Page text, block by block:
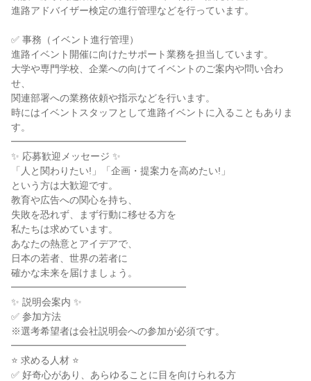
進路アドバイザー検定の進行管理などを行っています。
✅ 事務（イベント進行管理）
進路イベント開催に向けたサポート業務を担当しています。
大学や専門学校、企業への向けてイベントのご案内や問い合わ
せ、
関連部署への業務依頼や指示などを行います。
時にはイベントスタッフとして進路イベントに入ることもありま
す。
━━━━━━━━━━━━━━━━━━
✨ 応募歓迎メッセージ ✨
「人と関わりたい!」「企画・提案力を高めたい!」
という方は大歓迎です。
教育や広告への関心を持ち、
失敗を恐れず、まず行動に移せる方を
私たちは求めています。
あなたの熱意とアイデアで、
日本の若者、世界の若者に
確かな未来を届けましょう。
━━━━━━━━━━━━━━━━━━
✨ 説明会案内 ✨
✅ 参加方法
※選考希望者は会社説明会への参加が必須です。
━━━━━━━━━━━━━━━━━━
⭐ 求める人材 ⭐
✅ 好奇心があり、あらゆることに目を向けられる方